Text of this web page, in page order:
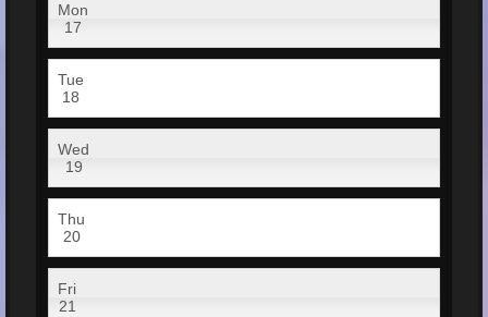
Mon
17
Tue
18
Wed
19
Thu
20
Fri
21